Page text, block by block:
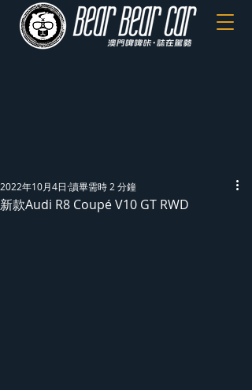
新款Audi R8 Coupé V10 GT RWD
2022年10月4日 讀畢需時 2 分鐘